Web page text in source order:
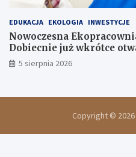
EDUKACJA EKOLOGIA INWESTYCJE
Nowoczesna
Dobiecnie już wkrótce
5 sierpnia 2026
Copyright © 2026